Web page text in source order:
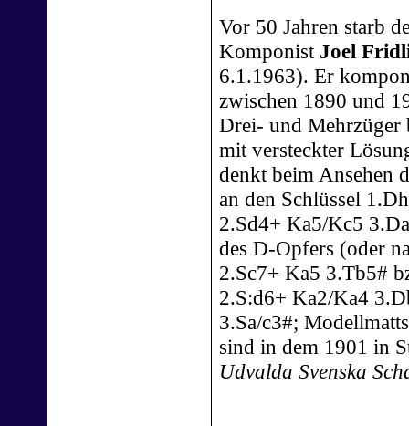
Vor 50 Jahren starb
Komponist Joel
6.1.1963). Er
zwischen 1890 und
Drei- und Mehrzüger
mit versteckter
denkt beim Ansehen
an den Schlüssel
2.Sd4+ Ka5/Kc5
des D-Opfers (oder
2.Sc7+ Ka5 3.Tb5#
2.S:d6+ Ka2/Ka4
3.Sa/c3#;
sind in dem 1901 in
Udvalda Svenska